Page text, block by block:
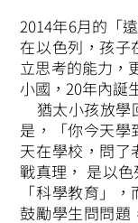
2014年6月的「
在以色列，孩子
立思考的能力，
小國，20年內誕
猶太小孩放學
是，「你今天學
天在學校，問了
戰真理， 是以
「科學教育」
鼓勵學生問問題